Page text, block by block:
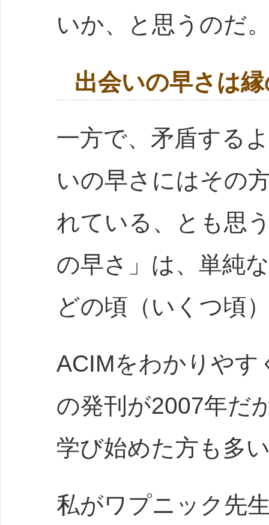
いか、と思うのだ
出会いの早さは
一方で、矛盾する
いの早さにはその
れている、とも思
の早さ」は、単純
どの頃（いくつ頃
ACIMをわかりやす
の発刊が2007年だ
学び始めた方も多
私がワプニック先